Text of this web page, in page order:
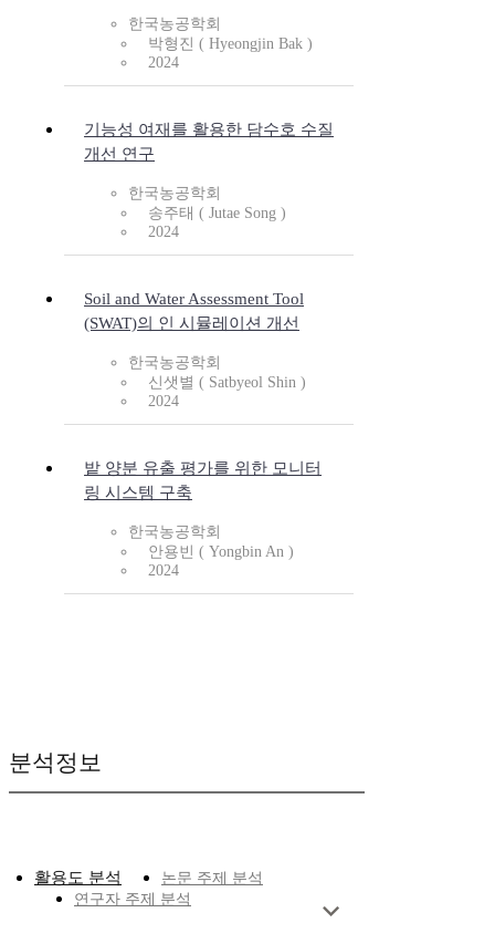
한국농공학회
박형진 ( Hyeongjin Bak )
2024
기능성 여재를 활용한 담수호 수질
개선 연구
한국농공학회
송주태 ( Jutae Song )
2024
Soil and Water Assessment Tool
(SWAT)의 인 시뮬레이션 개선
한국농공학회
신샛별 ( Satbyeol Shin )
2024
밭 양분 유출 평가를 위한 모니터
링 시스템 구축
한국농공학회
안용빈 ( Yongbin An )
2024
분석정보
활용도 분석
논문 주제 분석
연구자 주제 분석